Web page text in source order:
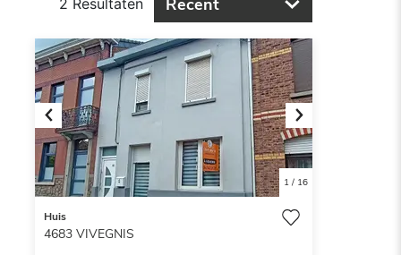
2 Resultaten
Previous Next
1/ 16
Huis
4683 VIVEGNIS